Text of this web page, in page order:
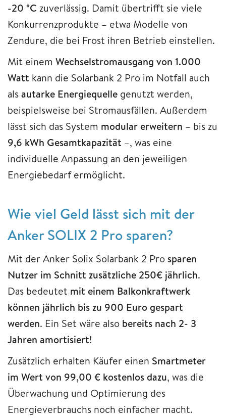
-20 °C zuverlässig. Damit übertrifft sie viele
Konkurrenzprodukte – etwa Modelle von
Zendure, die bei Frost ihren Betrieb einstellen.
Mit einem Wechselstromausgang von 1.000
Watt kann die Solarbank 2 Pro im Notfall auch
alsautarke Energiequelle genutzt werden,
beispielsweise bei Stromausfällen. Außerdem
lässt sich das System modular erweitern – bis zu
9,6 kWh Gesamtkapazität –, was eine
individuelle Anpassung an den jeweiligen
Energiebedarf ermöglicht.
Wie viel Geld lässt sich mit der
Anker SOLIX 2 Pro sparen?
Mit der Anker Solix Solarbank 2 Pro sparen
Nutzer im Schnitt zusätzliche 250€ jährlich.
Das bedeutet mit einem Balkonkraftwerk
können jährlich bis zu 900 Euro gespart
werden. Ein Set wäre also bereits nach 2- 3
Jahren amortisiert!
Zusätzlich erhalten Käufer einen Smartmeter
im Wert von 99,00 € kostenlos dazu, was die
Überwachung und Optimierung des
Energieverbrauchs noch einfacher macht.